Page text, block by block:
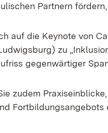
Partnern
auf die Keynote von
zu
gegenwärtiger
zudem
Fortbildungsangebots